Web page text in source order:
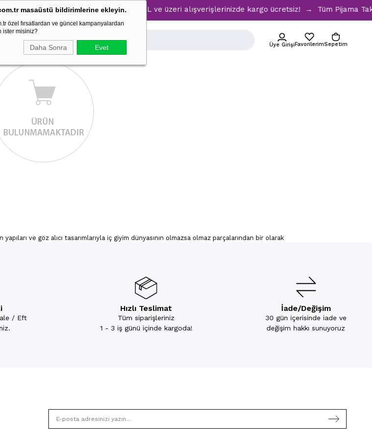
masaüstü bildirimlerine ekleyin.
özel fırsatlardan ve güncel kampanyalardan
ister misiniz?
Daha Sonra Evet
Takımlarında %30 İndirim → 1500 TL ve üzeri alışverişlerinizde kargo ücretsiz! → Tüm Pijama
Üye GirişiFavorilerimSepetim
ve göz alıcı tasarımlarıyla iç giyim dünyasının olmazsa olmaz parçalarından bir olarak
konfor hem estetik açıdan büyük bir öneme sahiptir. Kadınlar için çeşitli tercihlere hitap
öne çıkar. Farklı renkleri ile karşınıza çıkacak modellerde giyeceğiniz elbisenin rengini
kıyafetle giyebileceğiniz kırmızı sütyen takım modelleriyle asaleti ve tutkunuzu
daha da çekici hissedebilirsiniz.
Taşlı takımlar, parlak taşları ve ince işçiliği ile kadınların vücut hatlarını en iyi şekilde
ayarlanabilir askılar ve farklı beden seçenekleri sayesinde vücut tipinize uygun olanı
eden modeller çok geniş bir renk yelpazesine sahiptir. Canlı renklerden pastel tonlarına,
/ Eft
Hızlı Teslimat
Tüm siparişleriniz
1 - 3 iş günü içinde kargoda!
İade/Değişim
30 gün içerisinde iade ve
değişim hakkı sunuyoruz